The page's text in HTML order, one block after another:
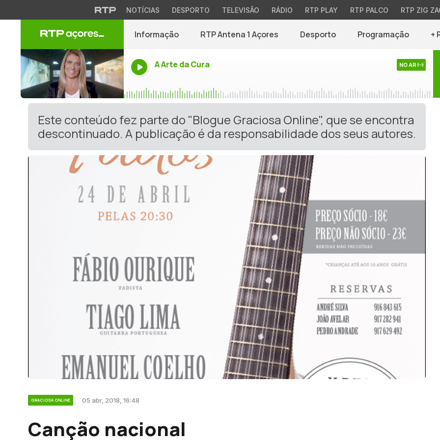
NOTÍCIAS DESPORTO TELEVISÃO RÁDIO RTP PLAY RTP PALCO RTP ZIG
Informação RTP Antena 1 Açores Desporto Programação +
A Arte da Cura NO AR
Este conteúdo fez parte do "Blogue Graciosa Online", que se encontra
descontinuado. A publicação é da responsabilidade dos seus autores.
GRACIOSA ONLINE 05 abr, 2018, 16:48
Canção nacional